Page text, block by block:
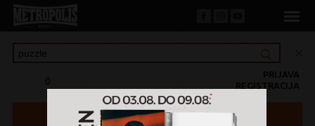
0 REGISTRACIJA
PRIJAVA